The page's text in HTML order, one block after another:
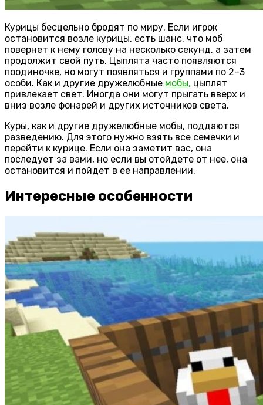
Курицы бесцельно бродят по миру. Если игрок
остановится возле курицы, есть шанс, что моб
повернет к нему голову на несколько секунд, а затем
продолжит свой путь. Цыплята часто появляются
поодиночке, но могут появляться и группами по 2–3
особи. Как и другие дружелюбные мобы, цыплят
привлекает свет. Иногда они могут прыгать вверх и
вниз возле фонарей и других источников света.
Куры, как и другие дружелюбные мобы, поддаются
разведению. Для этого нужно взять все семечки и
перейти к курице. Если она заметит вас, она
последует за вами, но если вы отойдете от нее, она
остановится и пойдет в ее направлении.
Интересные особенности